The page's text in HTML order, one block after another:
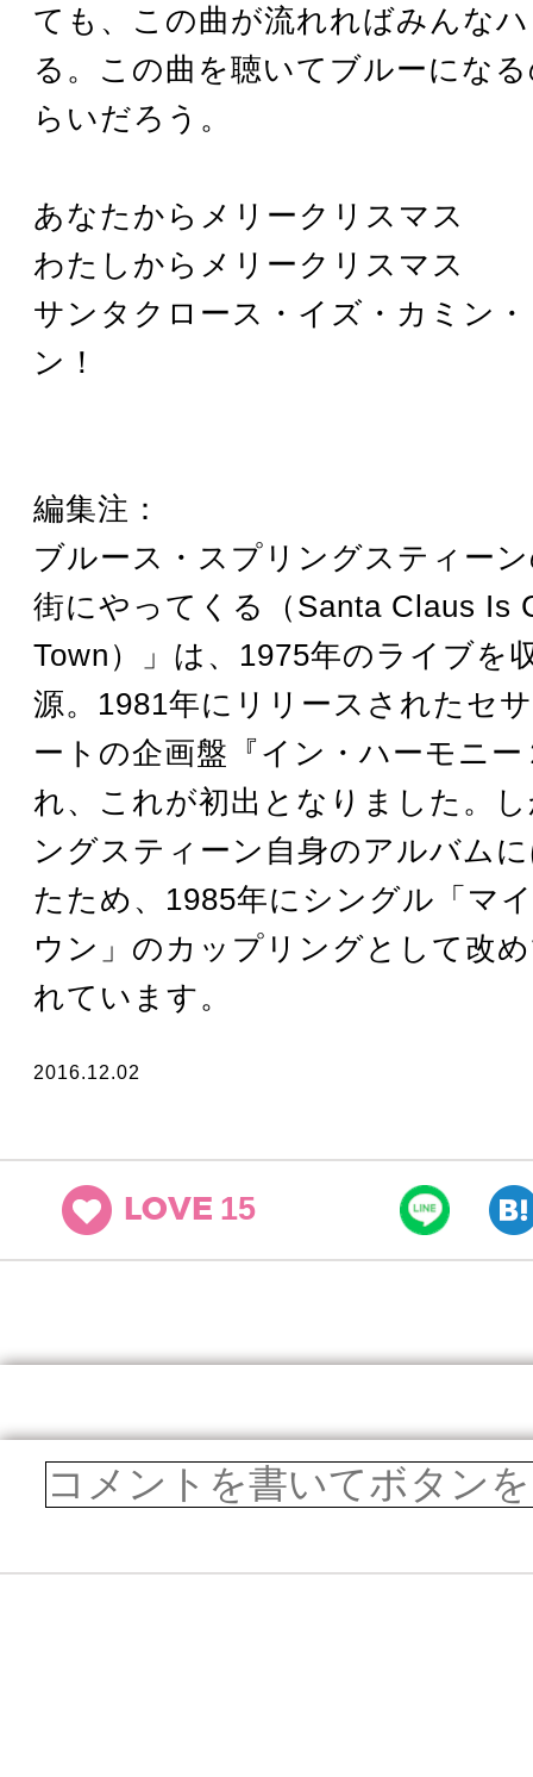
ても、この曲が流れればみんな
る。この曲を聴いてブルーにな
らいだろう。
あなたからメリークリスマス
わたしからメリークリスマス
サンタクロース・イズ・カミン
ン！
編集注：
ブルース・スプリングスティー
街にやってくる（Santa Claus Is
Town）」は、1975年のライブを
源。1981年にリリースされたセ
ートの企画盤『イン・ハーモニ
れ、これが初出となりました。
ングスティーン自身のアルバム
たため、1985年にシングル「マ
ウン」のカップリングとして改
れています。
2016.12.02
LOVE 15